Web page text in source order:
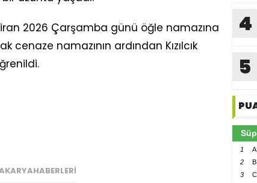
2026 Çarşamba günü öğle namazına
cenaze namazının ardından Kızılcık
4
5
1
2
3